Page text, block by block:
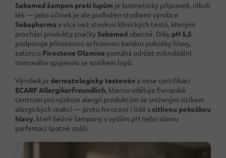
Sebamed šampon proti lupům je kosmetický přípravek, nikoli
lék — jeho účinek je ale podložen studiemi výrobce
Sebapharma a více než stovkou klinických testů, kterými
prochází produkty značky Sebamed obecně. Díky pH 5,5
podporuje přirozenou ochrannou bariéru pokožky hlavy,
zatímco Piroctone Olamine pomáhá udržet mikrobiální
rovnováhu spojenou se vznikem lupů.
Výrobek je dermatologicky testován a nese certifikaci
ECARF Allergikerfreundlich, kterou uděluje Evropské
centrum pro výzkum alergií produktům se sníženým rizikem
alergických reakcí — proto ho ocení i lidé s citlivou pokožkou
hlavy, kteří běžné šampony s vyšším pH nebo silnou
parfemací špatně snáší.